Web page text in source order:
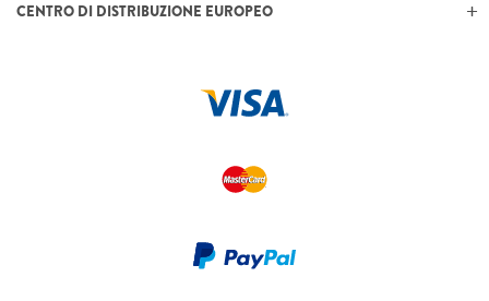
CENTRO DI DISTRIBUZIONE EUROPEO